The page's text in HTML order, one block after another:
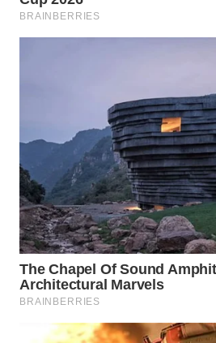
WAHANA
WAHANANEWS
ID
WAHANANEWS
CO ID
WAHANANEWS
NET
WAHANA